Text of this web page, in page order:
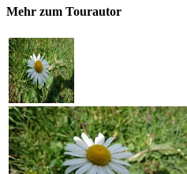
Mehr zum Tourautor